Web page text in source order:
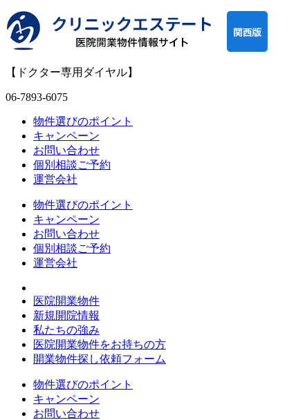
【ドクター専用ダイヤル】
06-7893-6075
物件選びのポイント
キャンペーン
お問い合わせ
個別相談ご予約
運営会社
物件選びのポイント
キャンペーン
お問い合わせ
個別相談ご予約
運営会社
医院開業物件
新規開院情報
私たちの強み
医院開業物件をお持ちの方
開業物件探し依頼フォーム
物件選びのポイント
キャンペーン
お問い合わせ